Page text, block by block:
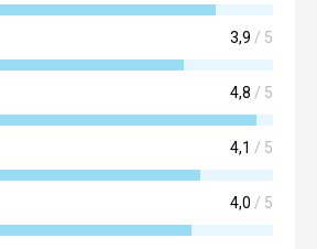
3,9 / 5
4,8 / 5
4,1 / 5
4,0 / 5